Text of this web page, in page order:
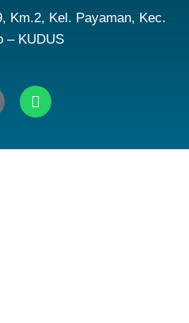
Km.2, Kel. Payaman, Kec.
– KUDUS